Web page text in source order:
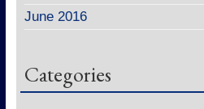
June 2016
Categories